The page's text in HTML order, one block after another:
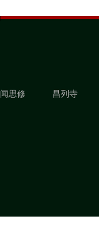
闻思修 昌列寺